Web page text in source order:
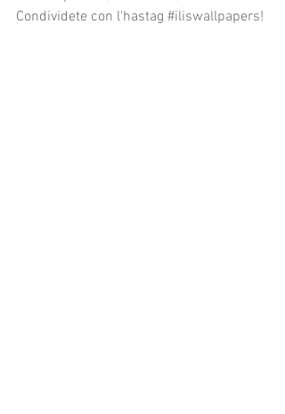
Condividete con l'hastag #iliswallpapers!